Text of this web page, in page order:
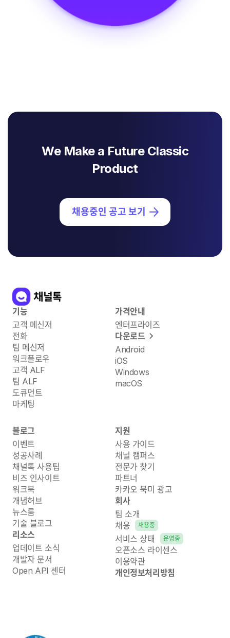
We Make a Future Classic
Product
채용중인 공고 보기
기능
고객 메신저
전화
팀 메신저
워크플로우
고객 ALF
팀 ALF
도큐먼트
마케팅
가격안내
엔터프라이즈
다운로드
Android
iOS
Windows
macOS
블로그
이벤트
성공사례
채널톡 사용팁
비즈 인사이트
워크북
개념허브
뉴스룸
기술 블로그
리소스
업데이트 소식
개발자 문서
Open API 센터
지원
사용 가이드
채널 캠퍼스
전문가 찾기
파트너
카카오 북미 광고
회사
팀 소개
채용
채용중
서비스 상태 운영중
오픈소스 라이센스
이용약관
개인정보처리방침